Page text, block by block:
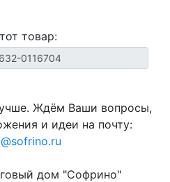
товар:
Ждём Ваши вопросы,
и идеи на почту:
дом "Софрино"